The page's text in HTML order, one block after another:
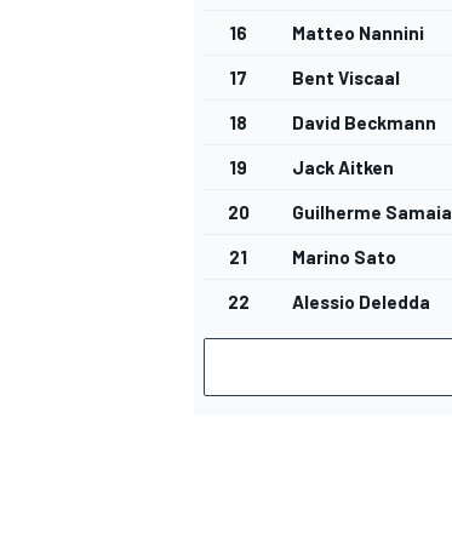
16 Matteo Nannini
17 Bent Viscaal
18 David Beckmann
19 Jack Aitken
20 Guilherme Samaia
21 Marino Sato
22 Alessio Deledda